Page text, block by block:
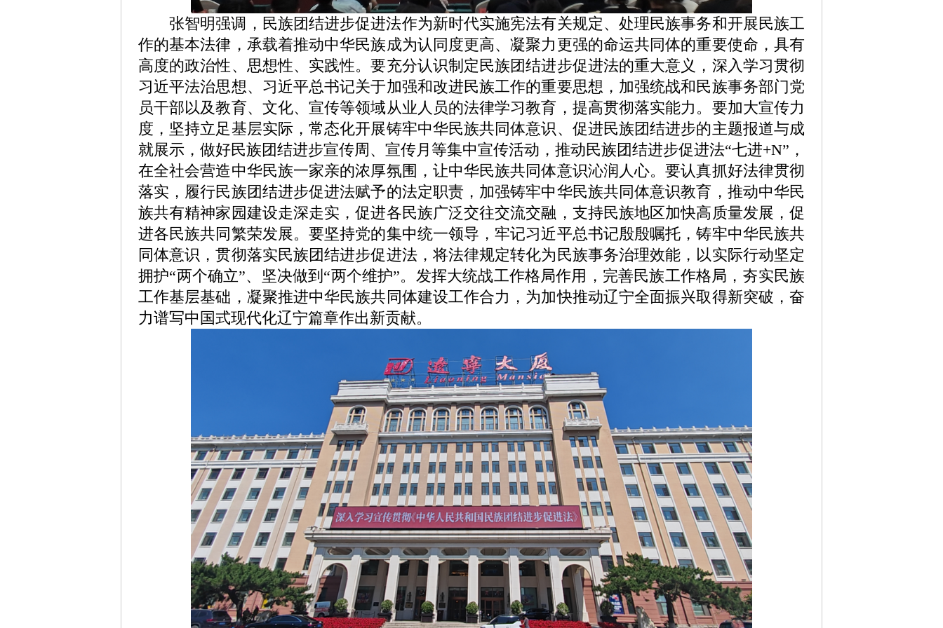
张智明强调，民族团结进步促进法作为新时代实施宪法有关规定、处理民族事务和开展民族工
作的基本法律，承载着推动中华民族成为认同度更高、凝聚力更强的命运共同体的重要使命，具有
高度的政治性、思想性、实践性。要充分认识制定民族团结进步促进法的重大意义，深入学习贯彻
习近平法治思想、习近平总书记关于加强和改进民族工作的重要思想，加强统战和民族事务部门党
员干部以及教育、文化、宣传等领域从业人员的法律学习教育，提高贯彻落实能力。要加大宣传力
度，坚持立足基层实际，常态化开展铸牢中华民族共同体意识、促进民族团结进步的主题报道与成
就展示，做好民族团结进步宣传周、宣传月等集中宣传活动，推动民族团结进步促进法“七进+N”，
在全社会营造中华民族一家亲的浓厚氛围，让中华民族共同体意识沁润人心。要认真抓好法律贯彻
落实，履行民族团结进步促进法赋予的法定职责，加强铸牢中华民族共同体意识教育，推动中华民
族共有精神家园建设走深走实，促进各民族广泛交往交流交融，支持民族地区加快高质量发展，促
进各民族共同繁荣发展。要坚持党的集中统一领导，牢记习近平总书记殷殷嘱托，铸牢中华民族共
同体意识，贯彻落实民族团结进步促进法，将法律规定转化为民族事务治理效能，以实际行动坚定
拥护“两个确立”、坚决做到“两个维护”。发挥大统战工作格局作用，完善民族工作格局，夯实民族
工作基层基础，凝聚推进中华民族共同体建设工作合力，为加快推动辽宁全面振兴取得新突破，奋
力谱写中国式现代化辽宁篇章作出新贡献。